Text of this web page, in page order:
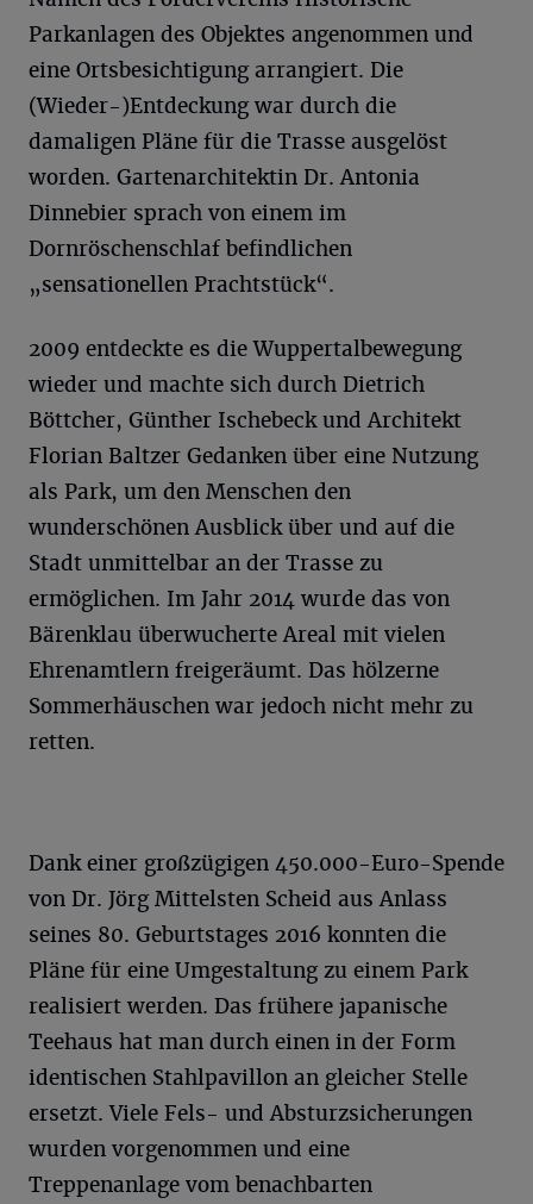
Parkanlagen des Objektes angenommen und
eine Ortsbesichtigung arrangiert. Die
(Wieder-)Entdeckung war durch die
damaligen Pläne für die Trasse ausgelöst
worden. Gartenarchitektin Dr. Antonia
Dinnebier sprach von einem im
Dornröschenschlaf befindlichen
„sensationellen Prachtstück“.
2009 entdeckte es die Wuppertalbewegung
wieder und machte sich durch Dietrich
Böttcher, Günther Ischebeck und Architekt
Florian Baltzer Gedanken über eine Nutzung
als Park, um den Menschen den
wunderschönen Ausblick über und auf die
Stadt unmittelbar an der Trasse zu
ermöglichen. Im Jahr 2014 wurde das von
Bärenklau überwucherte Areal mit vielen
Ehrenamtlern freigeräumt. Das hölzerne
Sommerhäuschen war jedoch nicht mehr zu
retten.
Dank einer großzügigen 450.000-Euro-Spende
von Dr. Jörg Mittelsten Scheid aus Anlass
seines 80. Geburtstages 2016 konnten die
Pläne für eine Umgestaltung zu einem Park
realisiert werden. Das frühere japanische
Teehaus hat man durch einen in der Form
identischen Stahlpavillon an gleicher Stelle
ersetzt. Viele Fels- und Absturzsicherungen
wurden vorgenommen und eine
Treppenanlage vom benachbarten